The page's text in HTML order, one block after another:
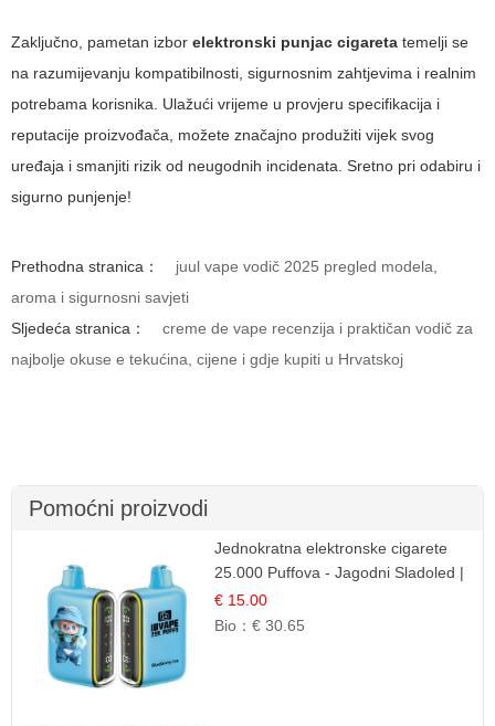
Zaključno, pametan izbor elektronski punjac cigareta temelji se
na razumijevanju kompatibilnosti, sigurnosnim zahtjevima i realnim
potrebama korisnika. Ulažući vrijeme u provjeru specifikacija i
reputacije proizvođača, možete značajno produžiti vijek svog
uređaja i smanjiti rizik od neugodnih incidenata. Sretno pri odabiru i
sigurno punjenje!
Prethodna stranica：
juul vape vodič 2025 pregled modela,
aroma i sigurnosni savjeti
Sljedeća stranica：
creme de vape recenzija i praktičan vodič za
najbolje okuse e tekućina, cijene i gdje kupiti u Hrvatskoj
Pomoćni proizvodi
Jednokratna elektronske cigarete
25.000 Puffova - Jagodni Sladoled |
Kremasta Slatka Okus
€ 15.00
Bio：€ 30.65